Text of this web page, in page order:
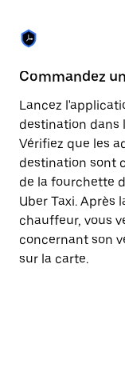
pour
fermer
calendrier.
Commandez
Lancez
destination dans
Vérifiez que les
destination sont
de la fourchette
Uber Taxi. Après
chauffeur, vous
concernant son
sur la carte.